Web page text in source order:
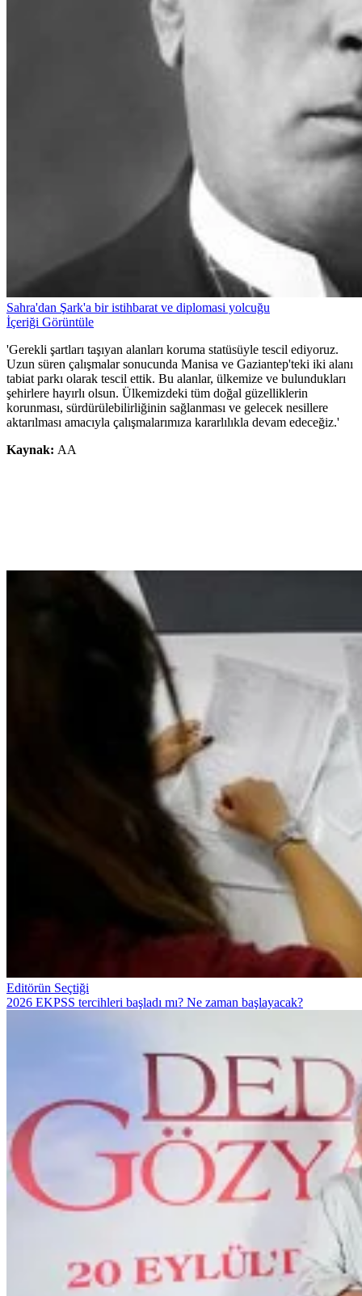
Sahra'dan Şark'a bir istihbarat ve diplomasi yolcuğu
İçeriği Görüntüle
'Gerekli şartları taşıyan alanları koruma statüsüyle tescil ediyoruz.
Uzun süren çalışmalar sonucunda Manisa ve Gaziantep'teki iki alanı
tabiat parkı olarak tescil ettik. Bu alanlar, ülkemize ve bulundukları
şehirlere hayırlı olsun. Ülkemizdeki tüm doğal güzelliklerin
korunması, sürdürülebilirliğinin sağlanması ve gelecek nesillere
aktarılması amacıyla çalışmalarımıza kararlılıkla devam edeceğiz.'
Kaynak: AA
Editörün Seçtiği
2026 EKPSS tercihleri başladı mı? Ne zaman başlayacak?